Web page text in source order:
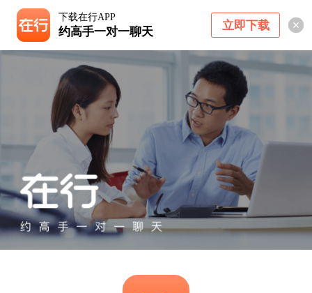
下载在行APP
约高手一对一聊天 立即下载